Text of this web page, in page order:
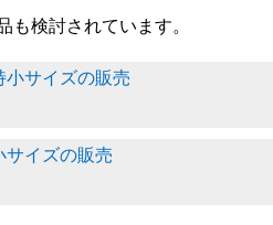
検討されています。
小サイズの販売
サイズの販売